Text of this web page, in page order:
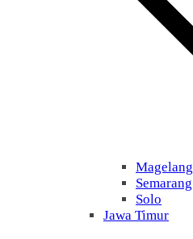
Magelang
Semarang
Solo
Jawa Timur